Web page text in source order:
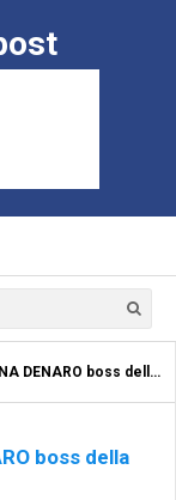
della mafia! [YouTube Video]
boss della